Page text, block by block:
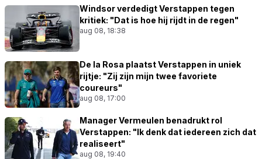
Windsor verdedigt Verstappen tegen
kritiek: "Dat is hoe hij rijdt in de regen"
aug 08, 18:38
De la Rosa plaatst Verstappen in uniek
rijtje: "Zij zijn mijn twee favoriete
coureurs"
aug 08, 17:00
Manager Vermeulen benadrukt rol
Verstappen: "Ik denk dat iedereen zich dat
realiseert"
aug 08, 19:40